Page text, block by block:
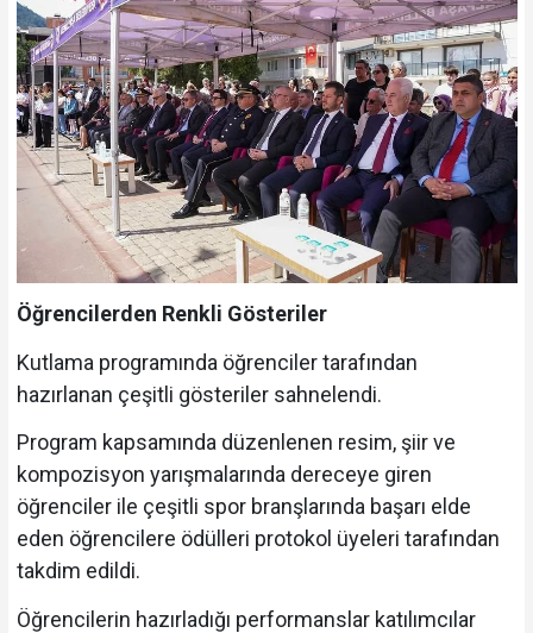
Öğrencilerden Renkli Gösteriler
Kutlama programında öğrenciler tarafından
hazırlanan çeşitli gösteriler sahnelendi.
Program kapsamında düzenlenen resim, şiir ve
kompozisyon yarışmalarında dereceye giren
öğrenciler ile çeşitli spor branşlarında başarı elde
eden öğrencilere ödülleri protokol üyeleri tarafından
takdim edildi.
Öğrencilerin hazırladığı performanslar katılımcılar